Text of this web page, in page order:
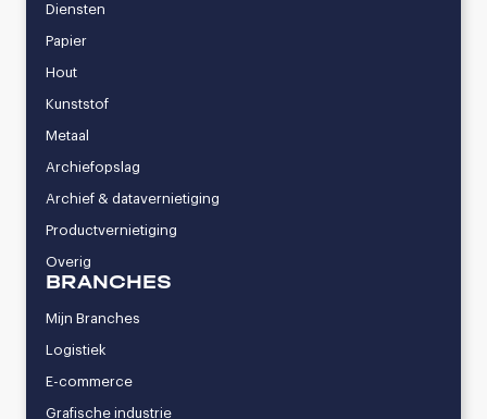
Diensten
Papier
Hout
Kunststof
Metaal
Archiefopslag
Archief & datavernietiging
Productvernietiging
Overig
BRANCHES
Mijn Branches
Logistiek
E-commerce
Grafische industrie